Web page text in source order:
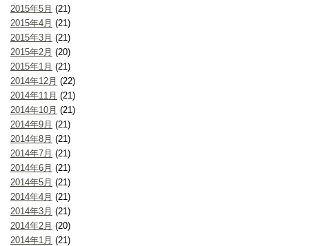
2015年5月 (21)
2015年4月 (21)
2015年3月 (21)
2015年2月 (20)
2015年1月 (21)
2014年12月 (22)
2014年11月 (21)
2014年10月 (21)
2014年9月 (21)
2014年8月 (21)
2014年7月 (21)
2014年6月 (21)
2014年5月 (21)
2014年4月 (21)
2014年3月 (21)
2014年2月 (20)
2014年1月 (21)